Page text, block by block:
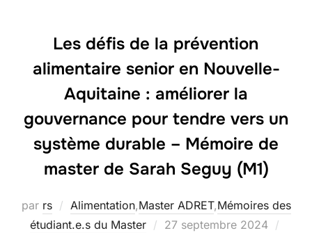
Les défis de la prévention
alimentaire senior en Nouvelle-
Aquitaine : améliorer la
gouvernance pour tendre vers un
système durable – Mémoire de
master de Sarah Seguy (M1)
par rs Alimentation,Master ADRET,Mémoires des
étudiant.e.s du Master
Publié
27 septembre 2024